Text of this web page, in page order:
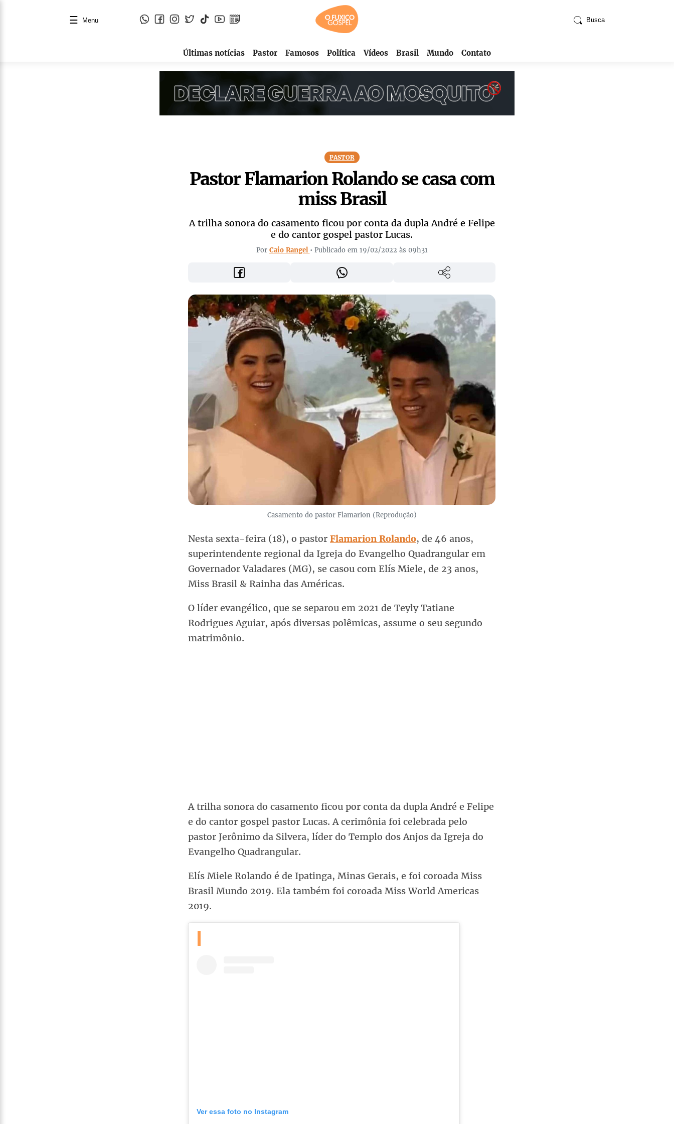
☰ Menu Busca
Últimas notícias Pastor Famosos Política Vídeos Brasil Mundo Contato
PASTOR
Pastor Flamarion Rolando se casa com
miss Brasil
A trilha sonora do casamento ficou por conta da dupla André e Felipe
e do cantor gospel pastor Lucas.
Por Caio Rangel • Publicado em 19/02/2022 às 09h31
Casamento do pastor Flamarion (Reprodução)
Nesta sexta-feira (18), o pastor Flamarion Rolando, de 46 anos,
superintendente regional da Igreja do Evangelho Quadrangular em
Governador Valadares (MG), se casou com Elís Miele, de 23 anos,
Miss Brasil & Rainha das Américas.
O líder evangélico, que se separou em 2021 de Teyly Tatiane
Rodrigues Aguiar, após diversas polêmicas, assume o seu segundo
matrimônio.
A trilha sonora do casamento ficou por conta da dupla André e Felipe
e do cantor gospel pastor Lucas. A cerimônia foi celebrada pelo
pastor Jerônimo da Silvera, líder do Templo dos Anjos da Igreja do
Evangelho Quadrangular.
Elís Miele Rolando é de Ipatinga, Minas Gerais, e foi coroada Miss
Brasil Mundo 2019. Ela também foi coroada Miss World Americas
2019.
Ver essa foto no Instagram